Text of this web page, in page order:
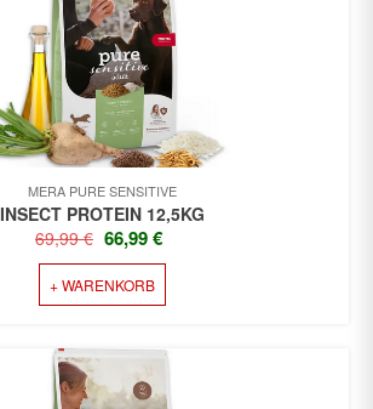
MERA PURE SENSITIVE
INSECT PROTEIN 12,5KG
69,99€ URSPRÜNGLICHER
PREIS
WAR:
69,99 €
66,99€
+ WARENKORB